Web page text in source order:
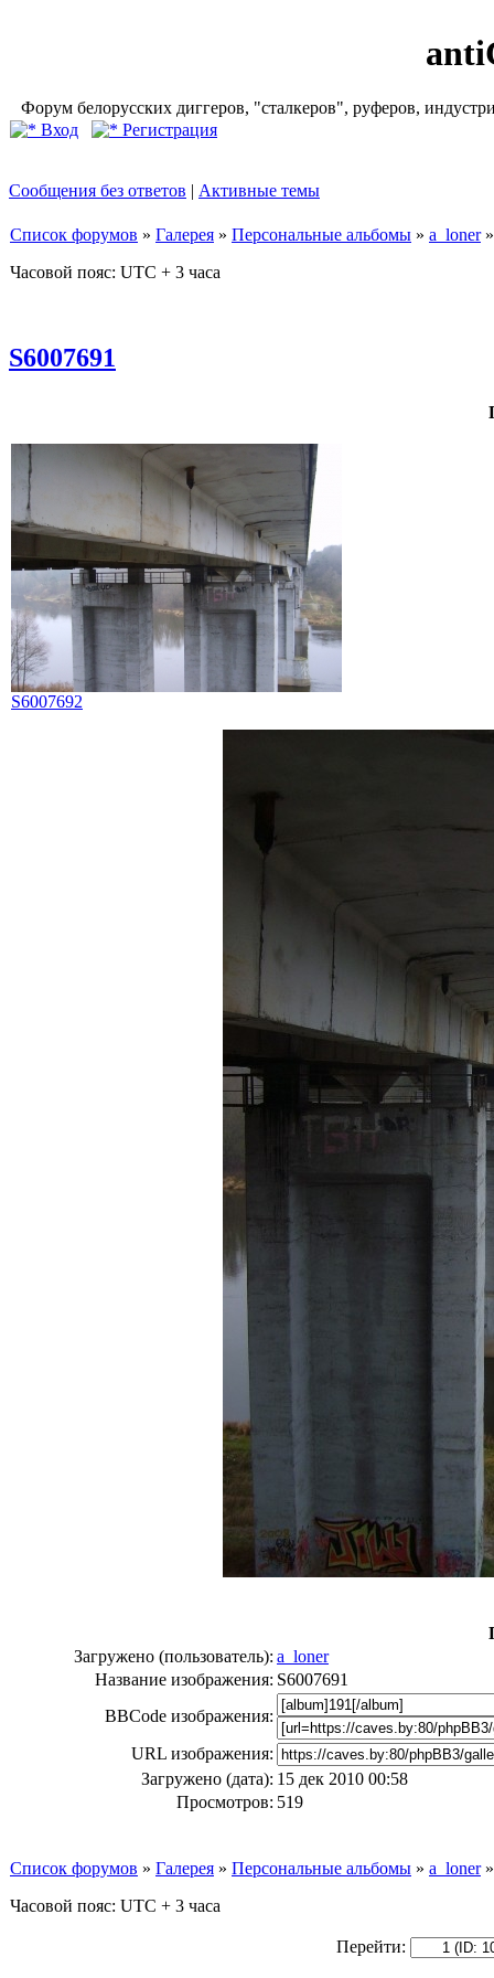
Форум белорусских диггеров, "сталкеров", руферов,
Вход
Регистрация
Сообщения без ответов | Активные темы
Список форумов » Галерея » Персональные альбомы » a_loner
Часовой пояс: UTC + 3 часа
S6007691
S6007692
Загружено (пользователь): a_loner
Название изображения: S6007691
BBCode изображения:
URL изображения:
Загружено (дата): 15 дек 2010 00:58
Просмотров: 519
Список форумов » Галерея » Персональные альбомы » a_loner
Часовой пояс: UTC + 3 часа
Перейти: